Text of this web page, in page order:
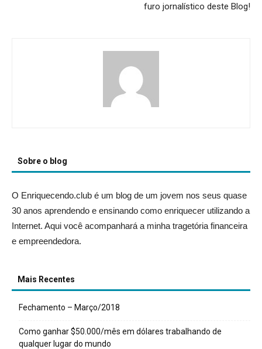
furo jornalístico deste Blog!
Sobre o blog
O Enriquecendo.club é um blog de um jovem nos seus quase
30 anos aprendendo e ensinando como enriquecer utilizando a
Internet. Aqui você acompanhará a minha tragetória financeira
e empreendedora.
Mais Recentes
Fechamento – Março/2018
Como ganhar $50.000/mês em dólares trabalhando de
qualquer lugar do mundo